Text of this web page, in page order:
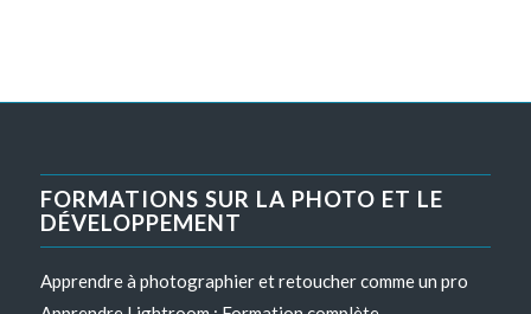
FORMATIONS SUR LA PHOTO ET LE
DÉVELOPPEMENT
Apprendre à photographier et retoucher comme un pro